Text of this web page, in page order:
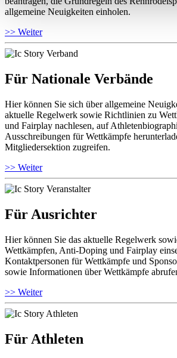
allgemeine Neuigkeiten einholen.
>> Weiter
Für Nationale Verbände
Hier können Sie sich über allgemeine
aktuelle Regelwerk sowie Richtlinien zu
und Fairplay nachlesen, auf
Ausschreibungen für Wettkämpfe
Mitgliedersektion zugreifen.
>> Weiter
Für Ausrichter
Hier können Sie das aktuelle Regelwerk
Wettkämpfen, Anti-Doping und Fairplay
Kontaktpersonen für Wettkämpfe und
sowie Informationen über Wettkämpfe
>> Weiter
Für Athleten